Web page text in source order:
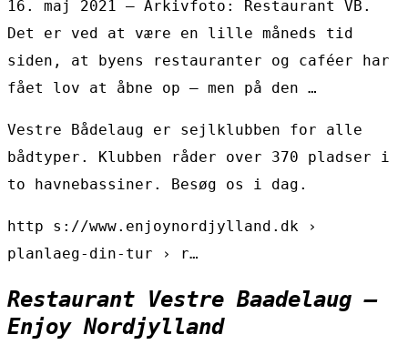
16. maj 2021 — Arkivfoto: Restaurant VB.
Det er ved at være en lille måneds tid
siden, at byens restauranter og caféer har
fået lov at åbne op – men på den …
Vestre Bådelaug er sejlklubben for alle
bådtyper. Klubben råder over 370 pladser i
to havnebassiner. Besøg os i dag.
http s://www.enjoynordjylland.dk ›
planlaeg-din-tur › r…
Restaurant Vestre Baadelaug –
Enjoy Nordjylland